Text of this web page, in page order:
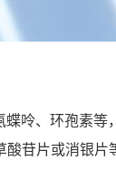
呤、环孢素等
苷片或消银片